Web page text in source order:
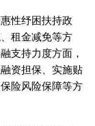
性纾困扶持政
租金减免等方
支持力度方面，
资担保、实施贴
险风险保障等方